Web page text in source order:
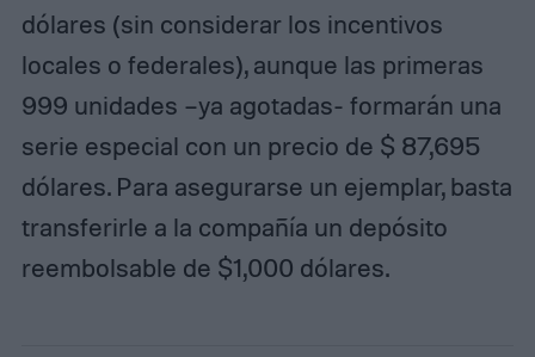
dólares (sin considerar los incentivos
locales o federales), aunque las primeras
999 unidades –ya agotadas- formarán una
serie especial con un precio de $ 87,695
dólares. Para asegurarse un ejemplar, basta
transferirle a la compañía un depósito
reembolsable de $1,000 dólares.